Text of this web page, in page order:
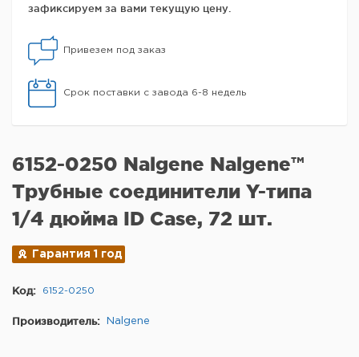
зафиксируем за вами текущую цену.
Привезем под заказ
Срок поставки с завода 6-8 недель
6152-0250 Nalgene Nalgene™
Трубные соединители Y-типа
1/4 дюйма ID Case, 72 шт.
Гарантия 1 год
Код: 6152-0250
Производитель: Nalgene